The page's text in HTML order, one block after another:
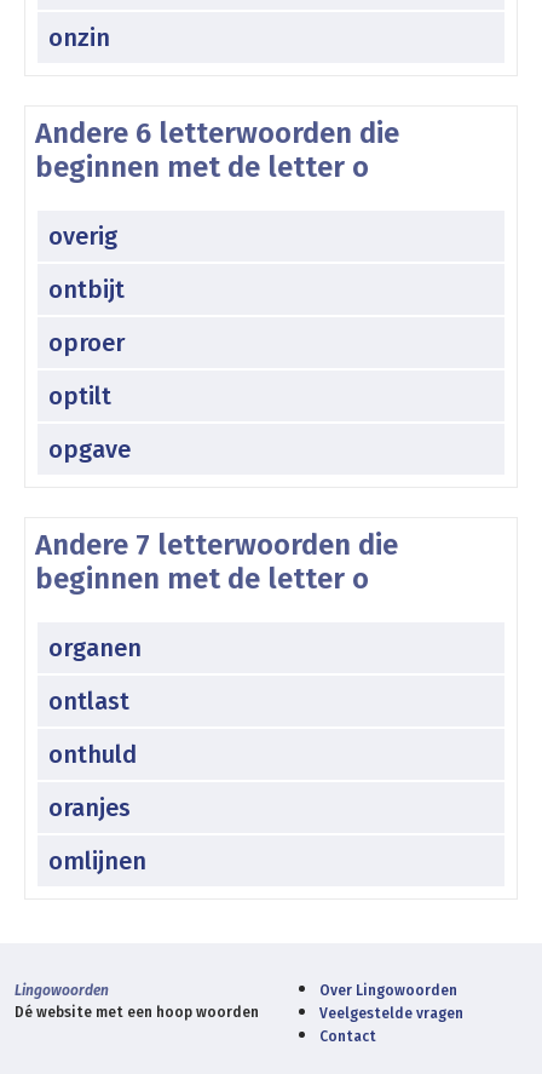
onzin
Andere 6 letterwoorden die
beginnen met de letter o
overig
ontbijt
oproer
optilt
opgave
Andere 7 letterwoorden die
beginnen met de letter o
organen
ontlast
onthuld
oranjes
omlijnen
Lingowoorden
Dé website met een hoop woorden
Over Lingowoorden
Veelgestelde vragen
Contact